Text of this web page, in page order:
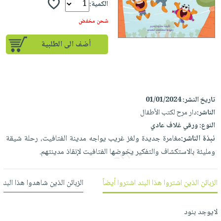
إختياراتنا
كتب
أكاديمية
books
iKitab
بلا
تحميل
iKitab
على
Android
تحميل
iKitab
على
Apple
أسئلة
يتكرر
طرحها
تحميل
masmu3
على
Apple
المواضيع
الأكثر
صندوق
القراءة
جوائز
تعليمية
الصحة
الكل
أجهزة
العناية
الشخصية
العناية
وتصفيف
الشعر
بالجسم
المطبخ
والسفرة
جديد
أواني
الطهي
متجر
الهدايا
أقسام
الكمية:
شحن مخفض
أضف الى الطلبية
تاريخ النشر:01/01/2024
الناشر:دار مرح لكتب الأطفال
النوع:ورقي غلاف عادي
نبذة الناشر:مغامرة جديدة ولغز غريب يواجه مدينة الفتافيت، رحلة شيقة
ومليئة بالاستكشاف والتفكير يخوضها الفتافيت لإنقاذ مدينتهم.
الزبائن الذين اشتروا هذا البند اشتروا أيضاً الزبائن الذين شاهدوا هذا
لايوجد بنود